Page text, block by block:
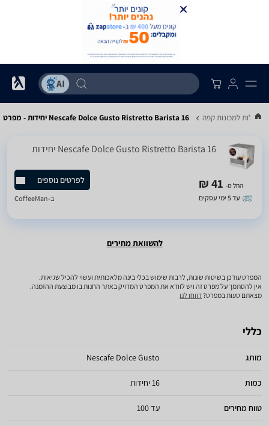
למכונות קפה Nescafe Dolce Gusto Ristretto Barista 16 יחידות - מפרט
Nescafe Dolce Gusto Ristretto Barista 16 יחידות
החל מ- 41 ₪
עד 5 ימי עסקים
לפרטים נוספים
ב-CoffeeMan
להשוואת מחירים
המפרט עודכן בשיטות שונות, לרבות שימוש בכלי בינה מלאכותית ועשוי להכיל שגיאות.
אין להסתמך על מפרט זה ויש לוודא את המפרט המדויק באתר החנות בו מבוצעת ההזמנה.
מצאתם טעות במפרט?דווחו לנו
כללי
מותג Nescafe Dolce Gusto
כמות 16 יחידות
טווח מחירים עד 100